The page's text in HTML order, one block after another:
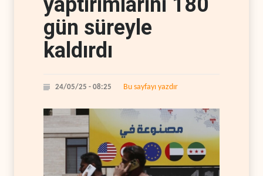
gün süreyle
kaldırdı
24/05/25 - 08:25 Bu sayfayı yazdır